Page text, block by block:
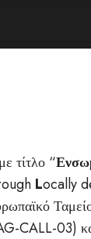
τίτλο “
Locally
CALL-03)